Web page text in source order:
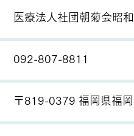
医療法人社団朝菊会昭
092-807-8811
〒819-0379 福岡県福